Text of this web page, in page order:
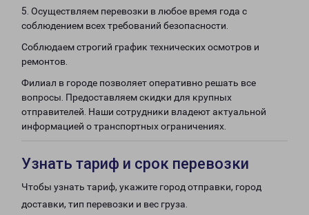
5. Осуществляем перевозки в любое время года с
соблюдением всех требований безопасности.
Соблюдаем строгий график технических осмотров и
ремонтов.
Филиал в городе позволяет оперативно решать все
вопросы. Предоставляем скидки для крупных
отправителей. Наши сотрудники владеют актуальной
информацией о транспортных ограничениях.
Узнать тариф и срок перевозки
Чтобы узнать тариф, укажите город отправки, город
доставки, тип перевозки и вес груза.